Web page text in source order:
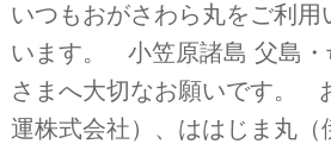
いつもおがさわら丸をご利
います。 小笠原諸島 父島・
さまへ大切なお願いです。
運株式会社）、ははじま丸